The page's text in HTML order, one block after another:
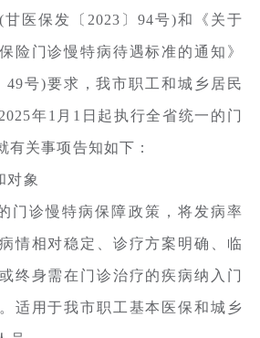
医保发〔2023〕94号)和《关于
险门诊慢特病待遇标准的通知》
49号)要求，我市职工和城乡居民
年1月1日起执行全省统一的门
有关事项告知如下：
对象
门诊慢特病保障政策，将发病率
情相对稳定、诊疗方案明确、临
终身需在门诊治疗的疾病纳入门
适用于我市职工基本医保和城乡